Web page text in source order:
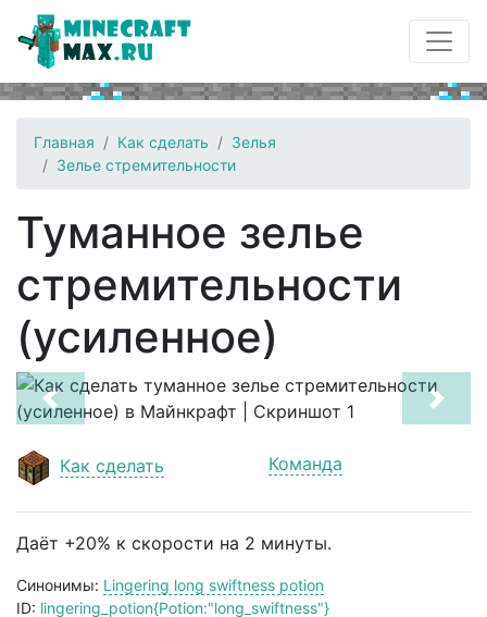
Главная Как сделать
Зелья
Зелье стремительности
Туманное зелье
стремительности
(усиленное)
Previous Next
Как сделать Команда
Даёт +20% к скорости на 2 минуты.
Синонимы: Lingering long swiftness potion
ID: lingering_potion{Potion:"long_swiftness"}